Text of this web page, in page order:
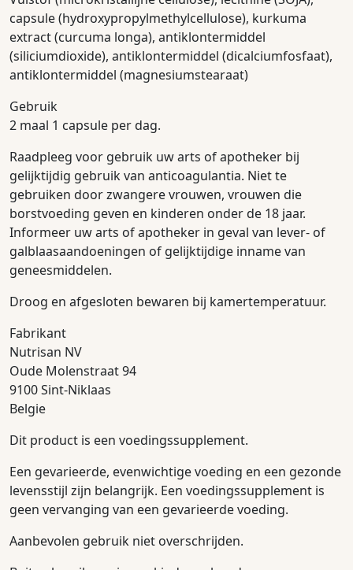
capsule (hydroxypropylmethylcellulose), kurkuma
extract (curcuma longa), antiklontermiddel
(siliciumdioxide), antiklontermiddel (dicalciumfosfaat),
antiklontermiddel (magnesiumstearaat)
Gebruik
2 maal 1 capsule per dag.
Raadpleeg voor gebruik uw arts of apotheker bij
gelijktijdig gebruik van anticoagulantia. Niet te
gebruiken door zwangere vrouwen, vrouwen die
borstvoeding geven en kinderen onder de 18 jaar.
Informeer uw arts of apotheker in geval van lever- of
galblaasaandoeningen of gelijktijdige inname van
geneesmiddelen.
Droog en afgesloten bewaren bij kamertemperatuur.
Fabrikant
Nutrisan NV
Oude Molenstraat 94
9100 Sint-Niklaas
Belgie
Dit product is een voedingssupplement.
Een gevarieerde, evenwichtige voeding en een gezonde
levensstijl zijn belangrijk. Een voedingssupplement is
geen vervanging van een gevarieerde voeding.
Aanbevolen gebruik niet overschrijden.